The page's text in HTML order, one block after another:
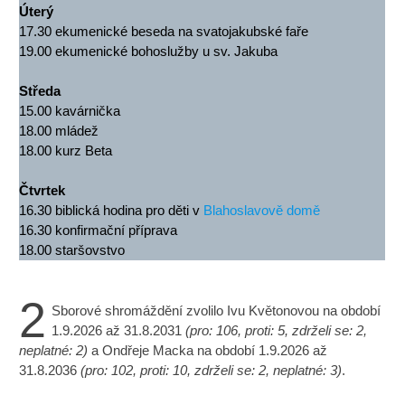
Úterý
17.30 ekumenické beseda na svatojakubské faře
19.00 ekumenické bohoslužby u sv. Jakuba
Středa
15.00 kavárnička
18.00 mládež
18.00 kurz Beta
Čtvrtek
16.30 biblická hodina pro děti v Blahoslavově domě
16.30 konfirmační příprava
18.00 staršovstvo
2 Sborové shromáždění zvolilo Ivu Květonovou na období
1.9.2026 až 31.8.2031 (pro: 106, proti: 5, zdrželi se: 2,
neplatné: 2) a Ondřeje Macka na období 1.9.2026 až
31.8.2036(pro: 102, proti: 10, zdrželi se: 2, neplatné: 3).